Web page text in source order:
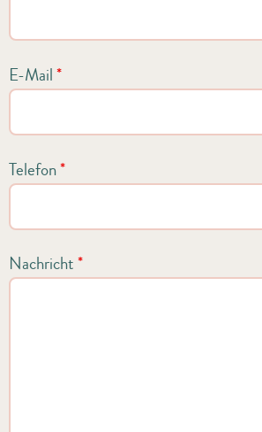
E-Mail*
Telefon*
Nachricht*